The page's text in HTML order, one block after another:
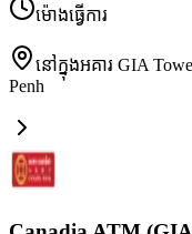
ម៉ោងធ្វើការ
នៅក្នុងអគារ GIA
Penh